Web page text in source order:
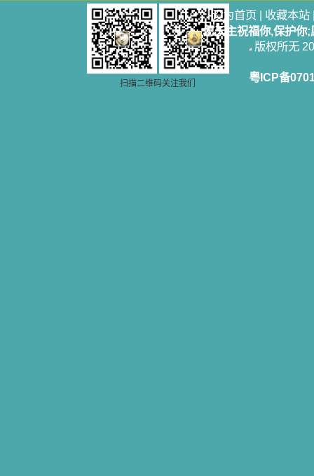
扫描二维码关注我们
设为首页 | 收藏本站
愿天主祝福你,保护你
版权所无
粤ICP备